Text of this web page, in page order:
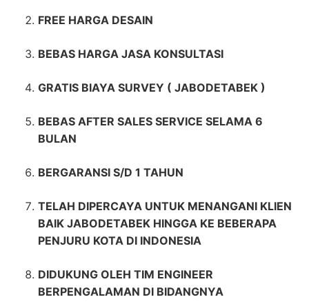
FREE HARGA DESAIN
BEBAS HARGA JASA KONSULTASI
GRATIS BIAYA SURVEY ( JABODETABEK )
BEBAS AFTER SALES SERVICE SELAMA 6
BULAN
BERGARANSI S/D 1 TAHUN
TELAH DIPERCAYA UNTUK MENANGANI KLIEN
BAIK JABODETABEK HINGGA KE BEBERAPA
PENJURU KOTA DI INDONESIA
DIDUKUNG OLEH TIM ENGINEER
BERPENGALAMAN DI BIDANGNYA